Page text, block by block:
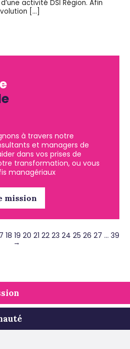
activité DSI Région. Afin
[…]
à travers notre
et managers de
dans vos prises de
transformation, ou vous
managériaux
mission
18 19 20 21 22 23 24 25 26 27 … 39
→